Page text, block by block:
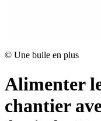
© Une bulle en plus
Alimenter
chantier